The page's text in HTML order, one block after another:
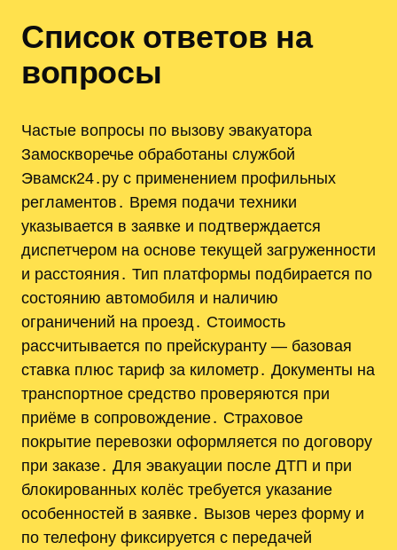
Список ответов на
вопросы
Частые вопросы по вызову эвакуатора
Замоскворечье обработаны службой
Эвамск24․ру с применением профильных
регламентов․ Время подачи техники
указывается в заявке и подтверждается
диспетчером на основе текущей загруженности
и расстояния․ Тип платформы подбирается по
состоянию автомобиля и наличию
ограничений на проезд․ Стоимость
рассчитывается по прейскуранту — базовая
ставка плюс тариф за километр․ Документы на
транспортное средство проверяются при
приёме в сопровождение․ Страховое
покрытие перевозки оформляется по договору
при заказе․ Для эвакуации после ДТП и при
блокированных колёс требуется указание
особенностей в заявке․ Вызов через форму и
по телефону фиксируется с передачей